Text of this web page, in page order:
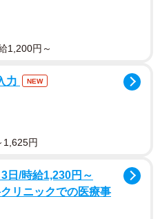
～360万円の費用がかかるという中
年生は「MAX140万円
1,200円～
力 NEW
1,625円
日/時給1,230円～
リニックでの医療事